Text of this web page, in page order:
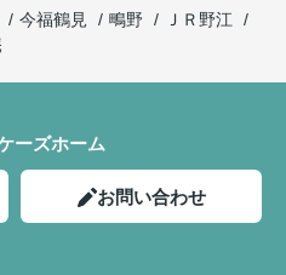
今福鶴見 鴫野
ＪＲ野江
ーズホーム
お問い合わせ